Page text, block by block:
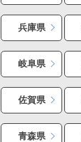
兵庫県
岐阜県
佐賀県
青森県